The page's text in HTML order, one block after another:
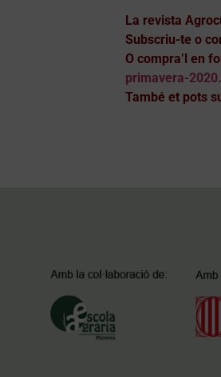
La revista
Subscriu-te o
O compra’l en
primavera-
També et pots